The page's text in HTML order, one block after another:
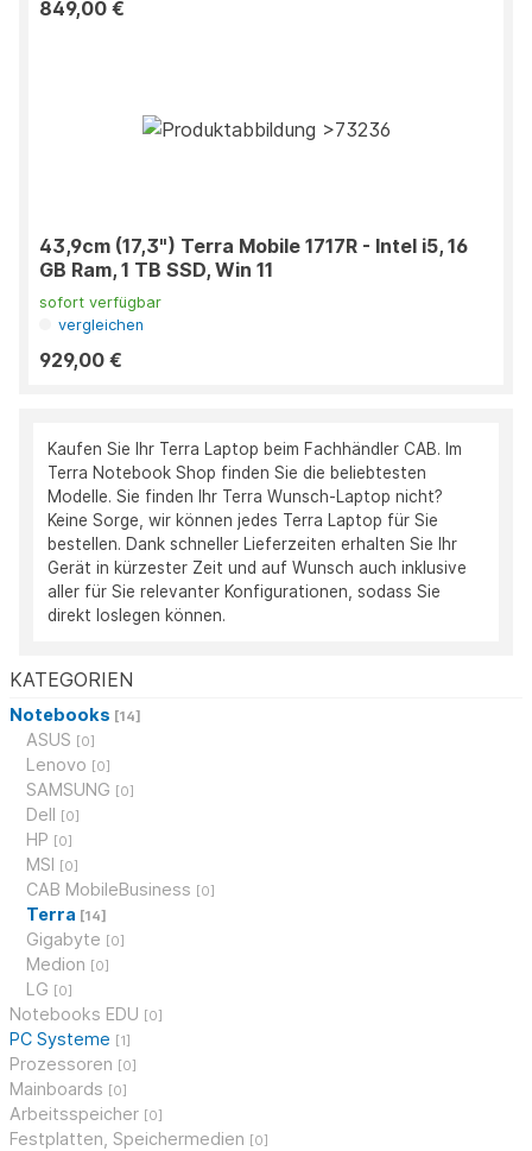
KATEGORIEN
Notebooks [14]
ASUS [0]
Lenovo [0]
SAMSUNG [0]
Dell [0]
HP [0]
MSI [0]
CAB MobileBusiness [0]
Terra [14]
Gigabyte [0]
Medion [0]
LG [0]
Notebooks EDU [0]
PC Systeme [1]
Prozessoren [0]
Mainboards [0]
Arbeitsspeicher [0]
Festplatten, Speichermedien [0]
849,00 €
43,9cm (17,3") Terra Mobile 1717R - Intel i5, 16
GB Ram, 1 TB SSD, Win 11
sofort verfügbar
vergleichen
929,00 €
Kaufen Sie Ihr Terra Laptop beim Fachhändler CAB. Im
Terra Notebook Shop finden Sie die beliebtesten
Modelle. Sie finden Ihr Terra Wunsch-Laptop nicht?
Keine Sorge, wir können jedes Terra Laptop für Sie
bestellen. Dank schneller Lieferzeiten erhalten Sie Ihr
Gerät in kürzester Zeit und auf Wunsch auch inklusive
aller für Sie relevanter Konfigurationen, sodass Sie
direkt loslegen können.